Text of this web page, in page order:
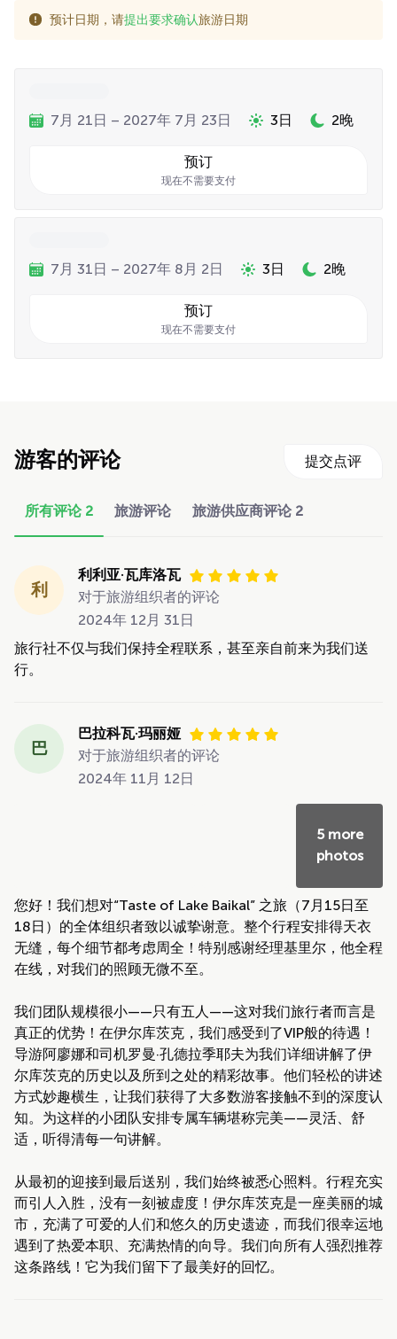
预计日期，请提出要求确认旅游日期
7月 21日 – 2027年 7月 23日 3日 2晚
预订
现在不需要支付
7月 31日 – 2027年 8月 2日 3日 2晚
预订
现在不需要支付
游客的评论 提交点评
所有评论 2 旅游评论 旅游供应商评论 2
利
利利亚·瓦库洛瓦
对于旅游组织者的评论
2024年 12月 31日
旅行社不仅与我们保持全程联系，甚至亲自前来为我们送
行。
巴
巴拉科瓦·玛丽娅
对于旅游组织者的评论
2024年 11月 12日
5 more
photos
您好！我们想对“Taste of Lake Baikal” 之旅（7月15日至
18日）的全体组织者致以诚挚谢意。整个行程安排得天衣
无缝，每个细节都考虑周全！特别感谢经理基里尔，他全程
在线，对我们的照顾无微不至。
我们团队规模很小——只有五人——这对我们旅行者而言是
真正的优势！在伊尔库茨克，我们感受到了VIP般的待遇！
导游阿廖娜和司机罗曼·孔德拉季耶夫为我们详细讲解了伊
尔库茨克的历史以及所到之处的精彩故事。他们轻松的讲述
方式妙趣横生，让我们获得了大多数游客接触不到的深度认
知。为这样的小团队安排专属车辆堪称完美——灵活、舒
适，听得清每一句讲解。
从最初的迎接到最后送别，我们始终被悉心照料。行程充实
而引人入胜，没有一刻被虚度！伊尔库茨克是一座美丽的城
市，充满了可爱的人们和悠久的历史遗迹，而我们很幸运地
遇到了热爱本职、充满热情的向导。我们向所有人强烈推荐
这条路线！它为我们留下了最美好的回忆。